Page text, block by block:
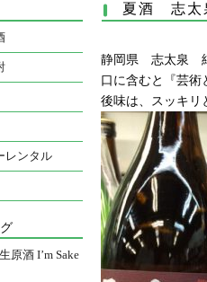
夏酒 志太
静岡県 志太泉
口に含むと『芸
後味は、スッキリ
レンタル
原酒 I’m Sake